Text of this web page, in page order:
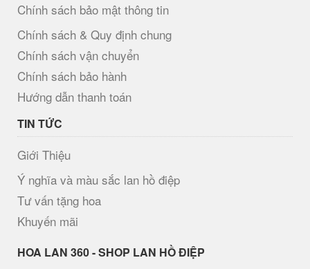
Chính sách bảo mật thông tin
Chính sách & Quy định chung
Chính sách vận chuyển
Chính sách bảo hành
Hướng dẫn thanh toán
TIN TỨC
Giới Thiệu
Ý nghĩa và màu sắc lan hồ điệp
Tư vấn tặng hoa
Khuyến mãi
H​OA LAN 360 - SHOP LAN HỒ ĐIỆP